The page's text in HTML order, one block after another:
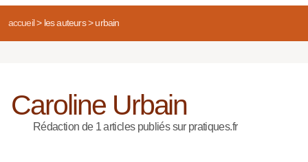
accueil> les auteurs> urbain
Caroline Urbain
Rédaction de 1 articles publiés sur pratiques.fr